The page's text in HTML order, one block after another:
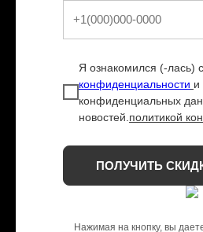
Я ознакомился (-лась) с
конфиденциальности и
конфиденциальных
новостей. политикой
ПОЛУЧИТЬ
Нажимая на кнопку, вы
О бренде Правила
Политика в отношении
данных